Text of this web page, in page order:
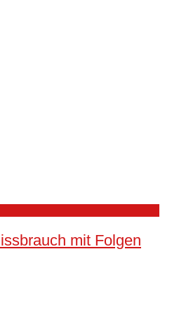
mit Folgen